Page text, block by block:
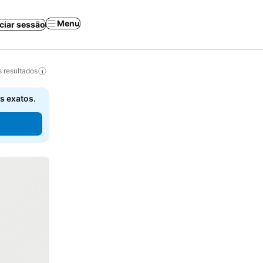
sessão Menu
resultados
exatos.